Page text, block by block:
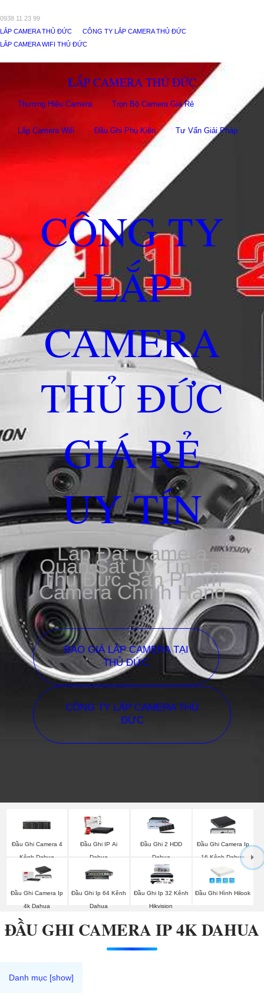
0938 11 23 99
LẮP CAMERA THỦ ĐỨC
CÔNG TY LẮP CAMERA THỦ ĐỨC
LẮP CAMERA WIFI THỦ ĐỨC
LẮP CAMERA THỦ ĐỨC
Thương Hiệu Camera Trọn Bộ Camera Giá Rẻ
Lắp Camera Wifi Đầu Ghi Phụ Kiên Tư Vấn Giải Pháp
CÔNG TY
LẮP
CAMERA
THỦ ĐỨC
GIÁ RẺ
UY TÍN
Lắp Đặt Camera
Quan Sát Uy Tín Tại
Thủ Đức Sản Phẩm
Camera Chính Hãng
BÁO GIÁ LẮP CAMERA TẠI
THỦ ĐỨC
CÔNG TY LẮP CAMERA THỦ
ĐỨC
Đầu Ghi Camera 4
Kênh Dahua
Đầu Ghi IP Ai
Dahua
Đầu Ghi 2 HDD
Dahua
Đầu Ghi Camera Ip
16 Kênh Dahua
Đầu Ghi Camera Ip
4k Dahua
Đầu Ghi Ip 64 Kênh
Dahua
Đầu Ghi Ip 32 Kênh
Hikvision
Đầu Ghi Hình Hilook
ĐẦU GHI CAMERA IP 4K DAHUA